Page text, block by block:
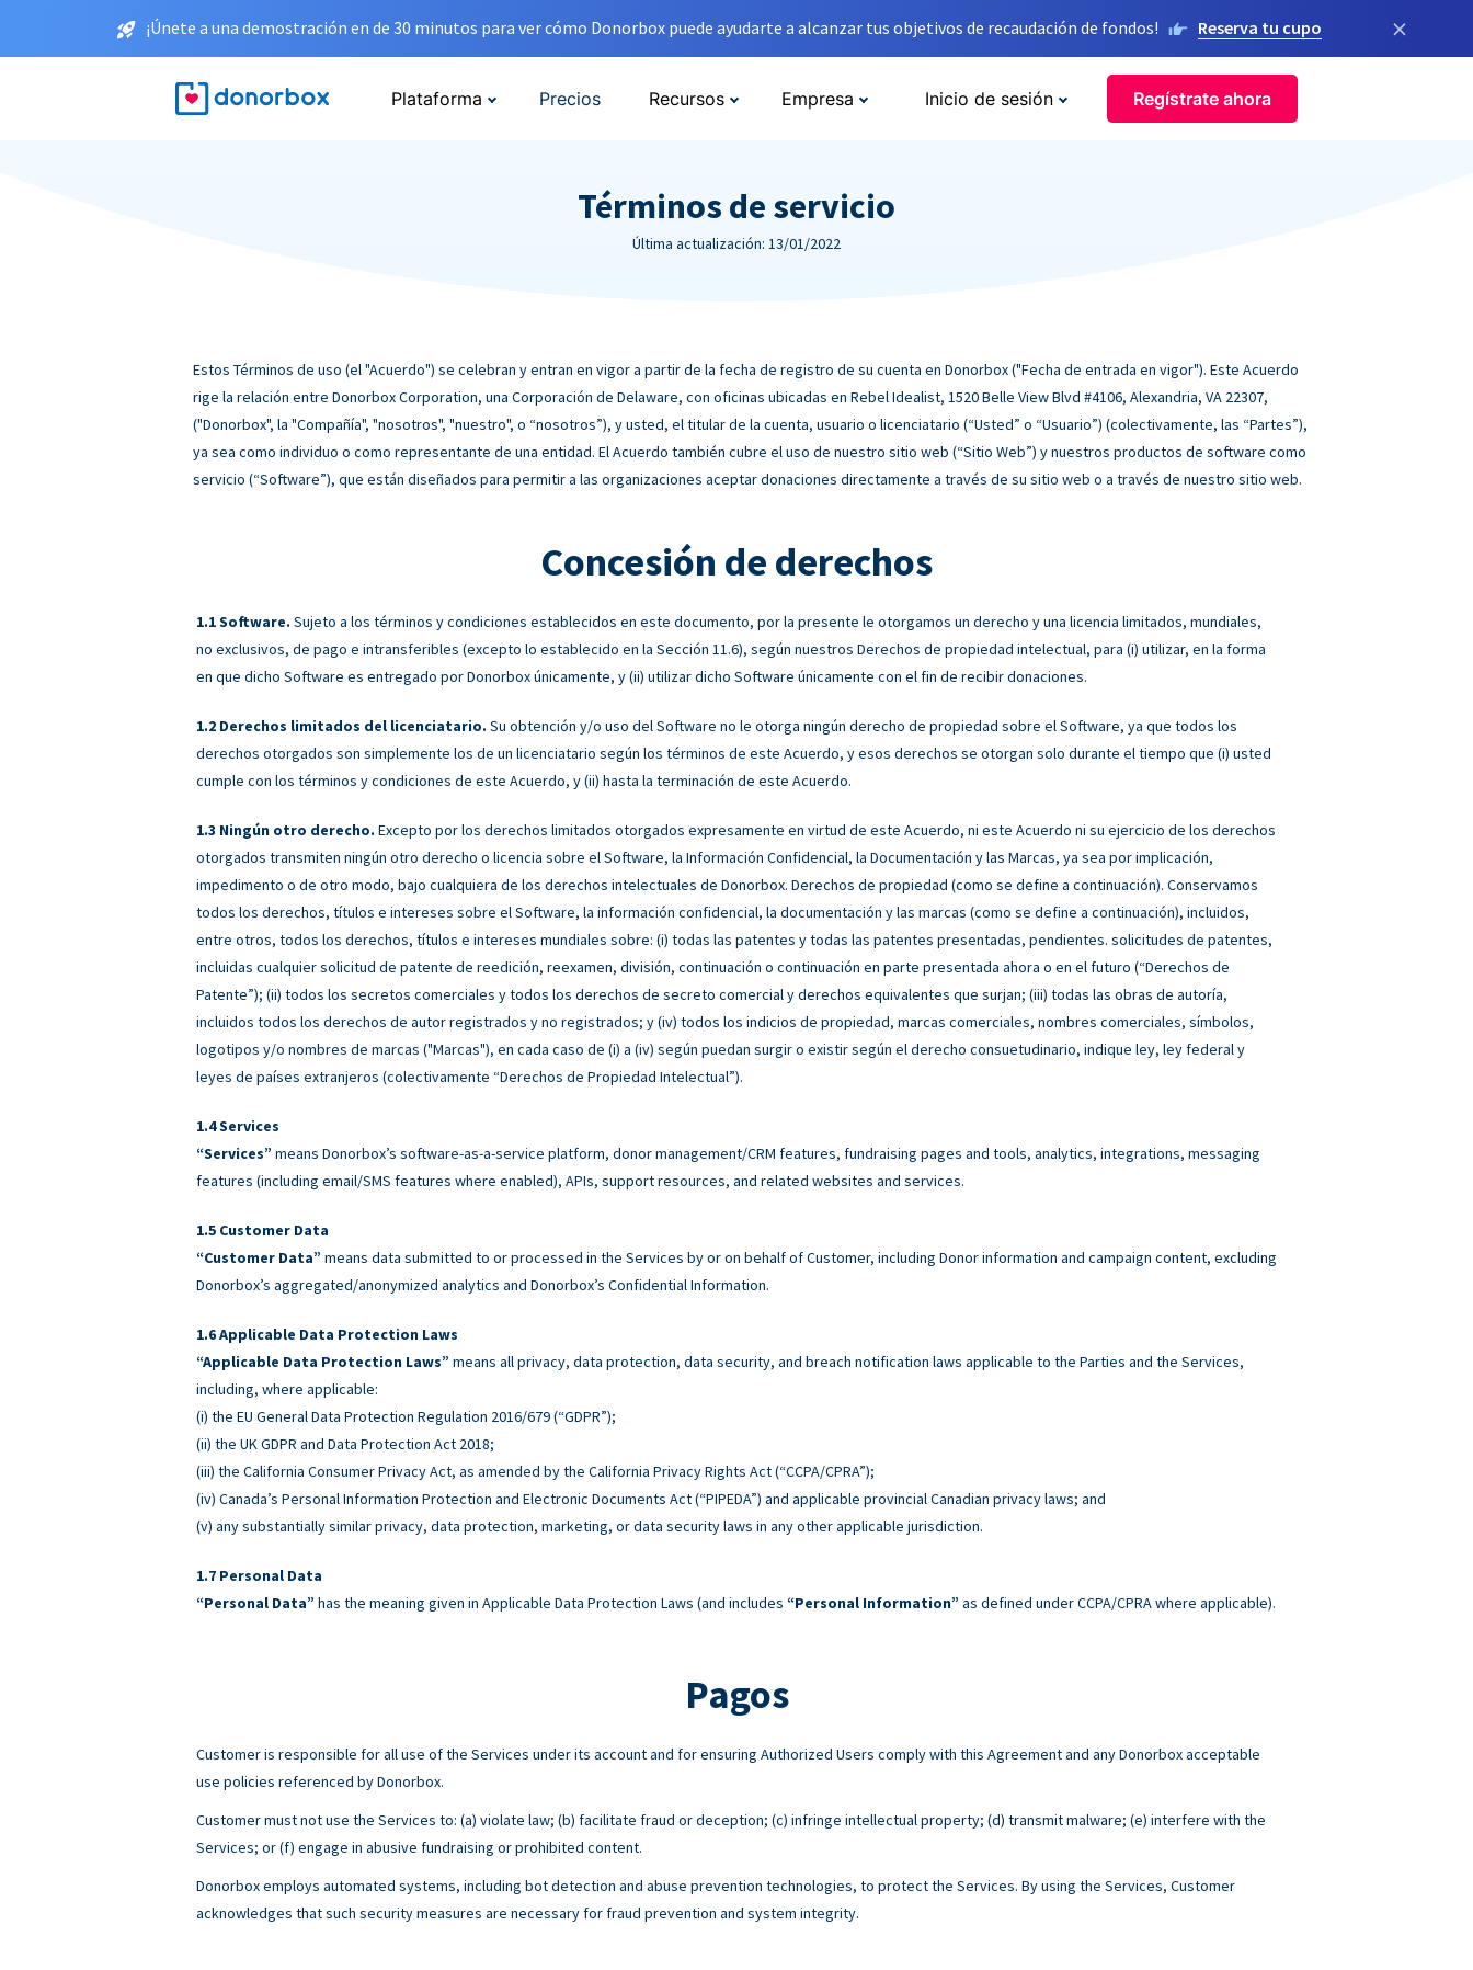
¡Únete a una demostración en de 30 minutos para ver cómo Donorbox puede ayudarte a alcanzar tus objetivos de recaudación de fondos! Reserva tu cupo ×
Plataforma Precios Recursos Empresa Inicio de sesión Regístrate ahora
Términos de servicio
Última actualización: 13/01/2022
Estos Términos de uso (el "Acuerdo") se celebran y entran en vigor a partir de la fecha de registro de su cuenta en Donorbox ("Fecha de entrada en vigor"). Este Acuerdo
rige la relación entre Donorbox Corporation, una Corporación de Delaware, con oficinas ubicadas en Rebel Idealist, 1520 Belle View Blvd #4106, Alexandria, VA 22307,
("Donorbox", la "Compañía", "nosotros", "nuestro", o “nosotros”), y usted, el titular de la cuenta, usuario o licenciatario (“Usted” o “Usuario”) (colectivamente, las “Partes”),
ya sea como individuo o como representante de una entidad. El Acuerdo también cubre el uso de nuestro sitio web (“Sitio Web”) y nuestros productos de software como
servicio (“Software”), que están diseñados para permitir a las organizaciones aceptar donaciones directamente a través de su sitio web o a través de nuestro sitio web.
Concesión de derechos
Software. Sujeto a los términos y condiciones establecidos en este documento, por la presente le otorgamos un derecho y una licencia limitados, mundiales,
no exclusivos, de pago e intransferibles (excepto lo establecido en la Sección 11.6), según nuestros Derechos de propiedad intelectual, para (i) utilizar, en la forma
en que dicho Software es entregado por Donorbox únicamente, y (ii) utilizar dicho Software únicamente con el fin de recibir donaciones.
Derechos limitados del licenciatario. Su obtención y/o uso del Software no le otorga ningún derecho de propiedad sobre el Software, ya que todos los
derechos otorgados son simplemente los de un licenciatario según los términos de este Acuerdo, y esos derechos se otorgan solo durante el tiempo que (i) usted
cumple con los términos y condiciones de este Acuerdo, y (ii) hasta la terminación de este Acuerdo.
Ningún otro derecho. Excepto por los derechos limitados otorgados expresamente en virtud de este Acuerdo, ni este Acuerdo ni su ejercicio de los derechos
otorgados transmiten ningún otro derecho o licencia sobre el Software, la Información Confidencial, la Documentación y las Marcas, ya sea por implicación,
impedimento o de otro modo, bajo cualquiera de los derechos intelectuales de Donorbox. Derechos de propiedad (como se define a continuación). Conservamos
todos los derechos, títulos e intereses sobre el Software, la información confidencial, la documentación y las marcas (como se define a continuación), incluidos,
entre otros, todos los derechos, títulos e intereses mundiales sobre: (i) todas las patentes y todas las patentes presentadas, pendientes. solicitudes de patentes,
incluidas cualquier solicitud de patente de reedición, reexamen, división, continuación o continuación en parte presentada ahora o en el futuro (“Derechos de
Patente”); (ii) todos los secretos comerciales y todos los derechos de secreto comercial y derechos equivalentes que surjan; (iii) todas las obras de autoría,
incluidos todos los derechos de autor registrados y no registrados; y (iv) todos los indicios de propiedad, marcas comerciales, nombres comerciales, símbolos,
logotipos y/o nombres de marcas ("Marcas"), en cada caso de (i) a (iv) según puedan surgir o existir según el derecho consuetudinario, indique ley, ley federal y
leyes de países extranjeros (colectivamente “Derechos de Propiedad Intelectual”).
Services
“Services” means Donorbox’s software-as-a-service platform, donor management/CRM features, fundraising pages and tools, analytics, integrations, messaging
features (including email/SMS features where enabled), APIs, support resources, and related websites and services.
Customer Data
“Customer Data” means data submitted to or processed in the Services by or on behalf of Customer, including Donor information and campaign content, excluding
Donorbox’s aggregated/anonymized analytics and Donorbox’s Confidential Information.
Applicable Data Protection Laws
“Applicable Data Protection Laws” means all privacy, data protection, data security, and breach notification laws applicable to the Parties and the Services,
including, where applicable:
(i) the EU General Data Protection Regulation 2016/679 (“GDPR”);
(ii) the UK GDPR and Data Protection Act 2018;
(iii) the California Consumer Privacy Act, as amended by the California Privacy Rights Act (“CCPA/CPRA”);
(iv) Canada’s Personal Information Protection and Electronic Documents Act (“PIPEDA”) and applicable provincial Canadian privacy laws; and
(v) any substantially similar privacy, data protection, marketing, or data security laws in any other applicable jurisdiction.
Personal Data
“Personal Data” has the meaning given in Applicable Data Protection Laws (and includes “Personal Information” as defined under CCPA/CPRA where applicable).
Pagos
Customer is responsible for all use of the Services under its account and for ensuring Authorized Users comply with this Agreement and any Donorbox acceptable
use policies referenced by Donorbox.
Customer must not use the Services to: (a) violate law; (b) facilitate fraud or deception; (c) infringe intellectual property; (d) transmit malware; (e) interfere with the
Services; or (f) engage in abusive fundraising or prohibited content.
Donorbox employs automated systems, including bot detection and abuse prevention technologies, to protect the Services. By using the Services, Customer
acknowledges that such security measures are necessary for fraud prevention and system integrity.